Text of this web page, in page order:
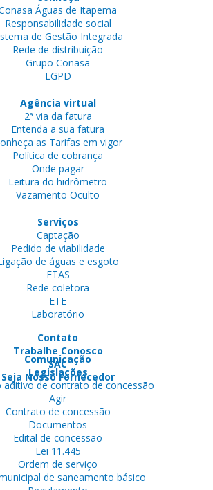
Águas de Itapema
Responsabilidade social
de Gestão Integrada
Rede de distribuição
Grupo Conasa
LGPD
Agência virtual
2ª via da fatura
Entenda a sua fatura
as Tarifas em vigor
Política de cobrança
Onde pagar
Leitura do hidrômetro
Vazamento Oculto
Serviços
Captação
Pedido de viabilidade
de águas e esgoto
ETAS
Rede coletora
ETE
Laboratório
Contato
Trabalhe Conosco
SAC
Seja Nosso Fornecedor
Comunicação
Legislações
aditivo de contrato de concessão
Agir
Contrato de concessão
Documentos
Edital de concessão
Lei 11.445
Ordem de serviço
de saneamento básico